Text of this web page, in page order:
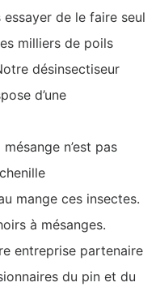
de le faire seul
milliers de poils
désinsectiseur
d’une
n’est pas
mange ces insectes.
à mésanges.
entreprise partenaire
du pin et du